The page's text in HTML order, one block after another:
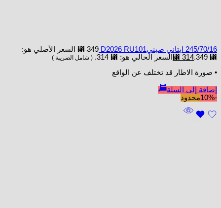
245/70/16 ابتاني صينيD2026 RU101 ⃁349
السعر الأصلي هو:
⃁ 349.
⃁ 314 السعر الحالي هو: ⃁ 314. ( شامل الضريبة )
• صورة الاطار قد تختلف عن الواقع
إضافة إلى السلة
-10%
محدود